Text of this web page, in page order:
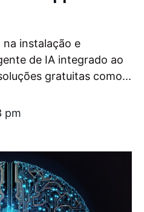
instalação e
de IA integrado ao
gratuitas como...
pm